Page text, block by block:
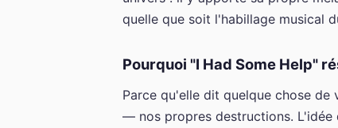
quelle que soit l'habillage musical
Pourquoi "I Had Some Help"
Parce qu'elle dit quelque chose
— nos propres destructions. L'idée